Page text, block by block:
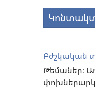
Բժշկական
Թեմաներ։